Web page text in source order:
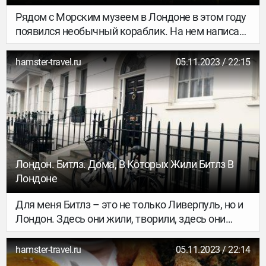
Рядом с Морским музеем в Лондоне в этом году
появился необычный кораблик. На нем написано
We Are Nature Defending… Рядом с ним –
несколько табличек, которые рассказывают про
его историю. А история, оказывается, серьезная.
hamster-travel.ru 05.11.2023 / 22:15
Лондон. Битлз. Дома, В Которых Жили Битлз В
Лондоне
Для меня Битлз – это не только Ливерпуль, но и
Лондон. Здесь они жили, творили, здесь они
женились и разводились, здесь появлялись на
свет их дети. Здесь группа переживала свои
взлеты и неудачи, здесь находилась
hamster-travel.ru 05.11.2023 / 22:14